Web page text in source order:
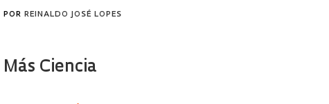
POR REINALDO JOSÉ LOPES
Más Ciencia